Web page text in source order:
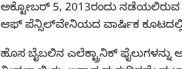
ಅಕ್ಟೋಬರ್‌ 5, 2013ರಂದು ನಡೆಯಲಿರುವ
ಆಫ್‌ ಪೆನ್ಸಿಲ್‌ವೇನಿಯದ ವಾರ್ಷಿಕ
ಹೊಸ ಬೈಬಲಿನ ಎಲೆಕ್ಟ್ರಾನಿಕ್‌